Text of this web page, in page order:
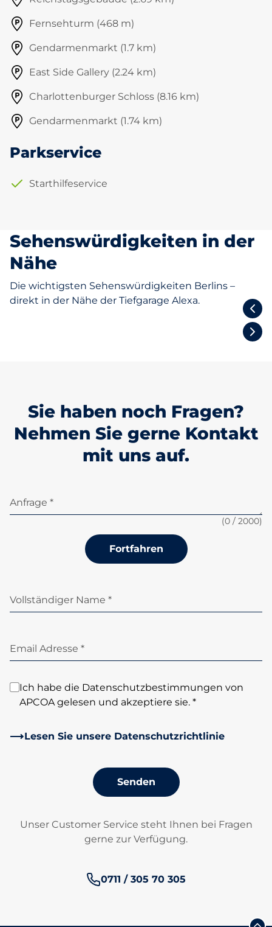
Fernsehturm (468 m)
Gendarmenmarkt (1.7 km)
East Side Gallery (2.24 km)
Charlottenburger Schloss (8.16 km)
Gendarmenmarkt (1.74 km)
Parkservice
Starthilfeservice
Sehenswürdigkeiten in der
Nähe
Die wichtigsten Sehenswürdigkeiten Berlins –
direkt in der Nähe der Tiefgarage Alexa.
Alexanderplatz
Sie haben noch Fragen?
Nehmen Sie gerne Kontakt
mit uns auf.
Anfrage *
(0 / 2000)
Fortfahren
Vollständiger Name *
Email Adresse *
Ich habe die Datenschutzbestimmungen von
APCOA gelesen und akzeptiere sie. *
Lesen Sie unsere Datenschutzrichtlinie
Senden
Unser Customer Service steht Ihnen bei Fragen
gerne zur Verfügung.
Telefonnummer:
0711 / 305 70 305